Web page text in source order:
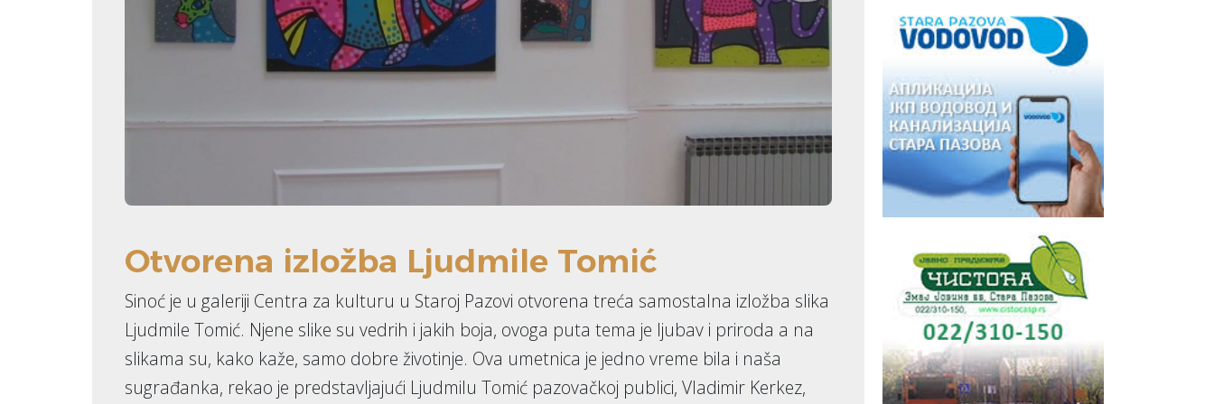
Otvorena izložba Ljudmile Tomić
Sinoć je u galeriji Centra za kulturu u Staroj Pazovi otvorena treća samostalna izložba slika
Ljudmile Tomić. Njene slike su vedrih i jakih boja, ovoga puta tema je ljubav i priroda a na
slikama su, kako kaže, samo dobre životinje. Ova umetnica je jedno vreme bila i naša
sugrađanka, rekao je predstavljajući Ljudmilu Tomić pazovačkoj publici, Vladimir Kerkez,